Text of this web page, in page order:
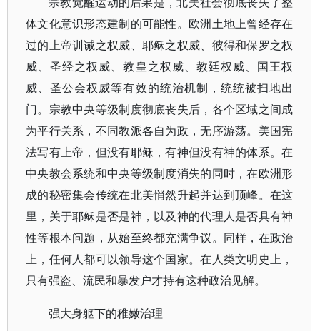
体文化意识形态建制的可能性。欧洲土地上曾经存在
过的上帝训诫之权威、耶稣之权威、彼得和保罗之权
威、圣经之权威、教皇之权威、教廷权威、国王权
威、圣公会权威等有效的统治机制，统统被扫地出
门。宗教中央等级制度彻底丧失后，各个区域之间成
为平行关系，不同教派各自为政，无序游荡。美国宪
法写有上帝，但没有耶稣，有神但没有神的体系。在
中央教会系统和中央等级制度消失的同时，在欧洲形
成的秘密集会传统在北美悄然升起并达到顶峰。在这
里，关于耶稣是否是神，以及神的代理人是否具有神
性等根本问题，从始至终都充满争议。同样，在政治
上，任何人都可以领导这个国家。在人类文明史上，
只有强盗、流民和暴发户才持有这种政治见解。
强大身躯下的稚嫩治理